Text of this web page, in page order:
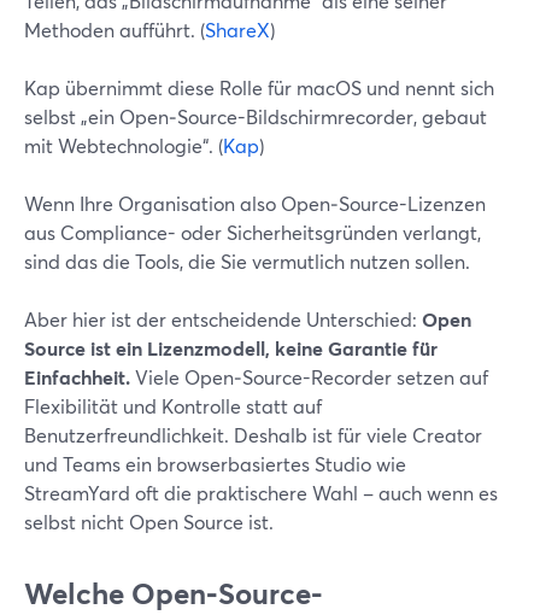
Methoden aufführt. (ShareX)
Kap übernimmt diese Rolle für macOS und nennt sich
selbst „ein Open‑Source-Bildschirmrecorder, gebaut
mit Webtechnologie“. (Kap)
Wenn Ihre Organisation also Open‑Source-Lizenzen
aus Compliance- oder Sicherheitsgründen verlangt,
sind das die Tools, die Sie vermutlich nutzen sollen.
Aber hier ist der entscheidende Unterschied: Open
Source ist ein Lizenzmodell, keine Garantie für
Einfachheit.Viele Open‑Source-Recorder setzen auf
Flexibilität und Kontrolle statt auf
Benutzerfreundlichkeit. Deshalb ist für viele Creator
und Teams ein browserbasiertes Studio wie
StreamYard oft die praktischere Wahl – auch wenn es
selbst nicht Open Source ist.
Welche Open‑Source-